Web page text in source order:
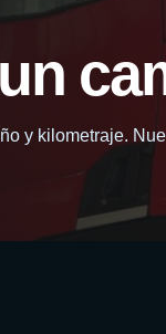
y kilometraje.